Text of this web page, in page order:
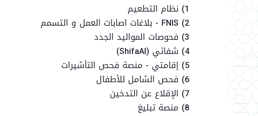
1) نظام التطعيم
2) FNIS - بلاغات اصابات العمل و التسمم
3) فحوصات المواليد الجدد
4) شفائي (ShifaAI)
5) إقامتي - منصة فحص التأشيرات
6) فحص الشامل للأطفال
7) الإقلاع عن التدخين
8) منصة تبليغ